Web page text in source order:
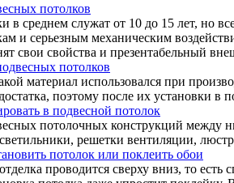
потолков
в среднем служат от 10 до 15 лет, но
и серьезным механическим
свои свойства и презентабельный
потолков
материал использовался при
поэтому после их установки в
в подвесной потолок
потолочных конструкций между
решетки вентиляции,
потолок или поклеить обои
проводится сверху вниз, то